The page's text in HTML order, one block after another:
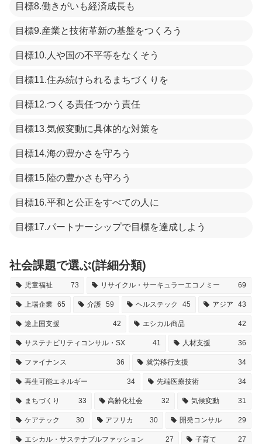
目標8.働きがいも経済成長も
目標9.産業と技術革新の基盤をつくろう
目標10.人や国の不平等をなくそう
目標11.住み続けられるまちづくりを
目標12.つくる責任つかう責任
目標13.気候変動に具体的な対策を
目標14.海の豊かさを守ろう
目標15.陸の豊かさも守ろう
目標16.平和と公正をすべての人に
目標17.パートナーシップで目標を達成しよう
社会課題で選ぶ(詳細分類)
児童福祉 73 リサイクル・サーキュラーエコノミー 69
上場企業 65 介護 59 ヘルステック 45 アジア 43
途上国支援 42 エシカル商品 42
サステナビリティコンサル・SX 41 人材支援 36
ファイナンス 36 就労移行支援 34
再生可能エネルギー 34 先端医療技術 34
まちづくり 33 高齢化社会 32 気候変動 31
ケアテック 30 アフリカ 30 開発コンサル 29
エシカル・サステナブルファッション 27 子育て 27